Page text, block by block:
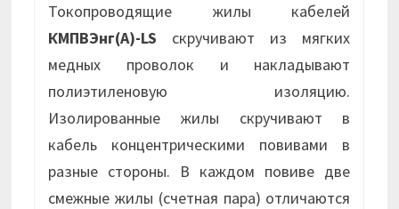
Токопроводящие жилы кабелей
КМПВЭнг(А)-LS скручивают из мягких
медных проволок и накладывают
полиэтиленовую изоляцию.
Изолированные жилы скручивают в
кабель концентрическими повивами в
разные стороны. В каждом повиве две
смежные жилы (счетная пара) отличаются